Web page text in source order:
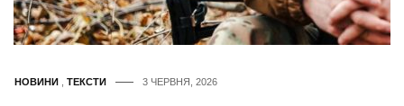
НОВИНИ ТЕКСТИ 3 ЧЕРВНЯ, 2026